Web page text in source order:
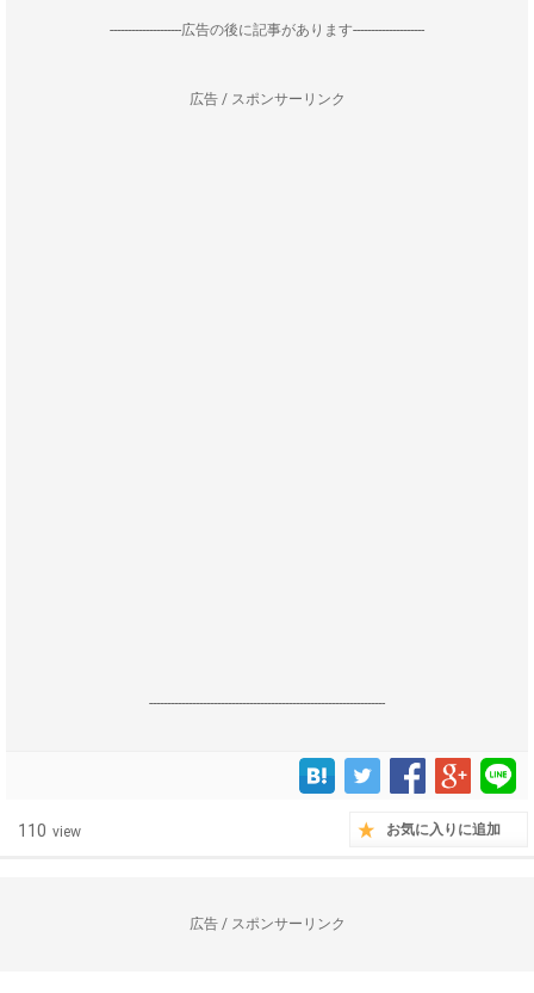
--------------------広告の後に記事があります--------------------
広告 / スポンサーリンク
------------------------------------------------------------------
110 view お気に入りに追加
広告 / スポンサーリンク